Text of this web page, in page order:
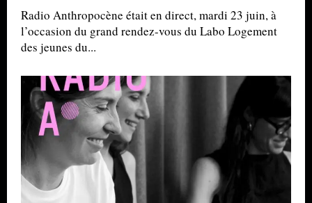
Radio Anthropocène était en direct, mardi 23 juin, à
l’occasion du grand rendez-vous du Labo Logement
des jeunes du...